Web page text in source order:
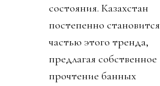
состояния. Казахстан
постепенно становится
частью этого тренда,
предлагая собственное
прочтение банных